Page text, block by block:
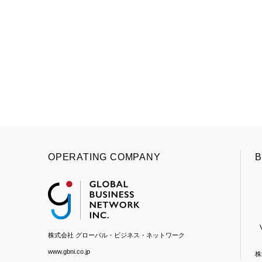
OPERATING COMPANY
株式会社 グローバル・ビジネス・ネットワーク
www.gbni.co.jp